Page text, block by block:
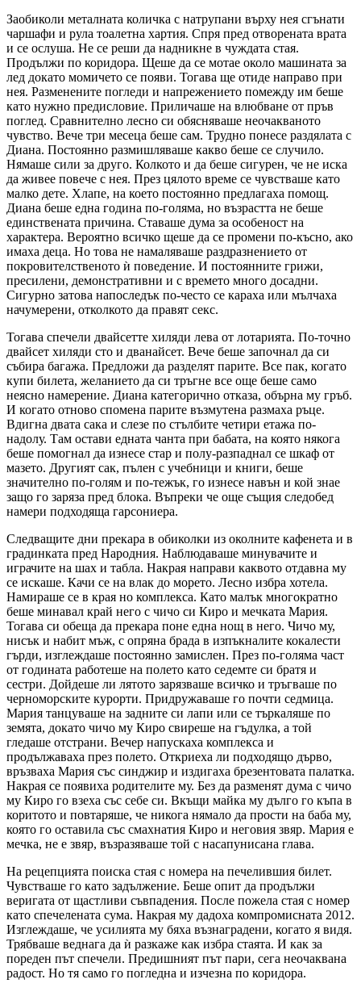
Заобиколи металната количка с натрупани върху нея сгънати
чаршафи и рула тоалетна хартия. Спря пред отворената врата
и се ослуша. Не се реши да надникне в чуждата стая.
Продължи по коридора. Щеше да се мотае около машината за
лед докато момичето се появи. Тогава ще отиде направо при
нея. Разменените погледи и напрежението помежду им беше
като нужно предисловие. Приличаше на влюбване от пръв
поглед. Сравнително лесно си обясняваше неочакваното
чувство. Вече три месеца беше сам. Трудно понесе раздялата с
Диана. Постоянно размишляваше какво беше се случило.
Нямаше сили за друго. Колкото и да беше сигурен, че не иска
да живее повече с нея. През цялото време се чувстваше като
малко дете. Хлапе, на което постоянно предлагаха помощ.
Диана беше една година по-голяма, но възрастта не беше
единствената причина. Ставаше дума за особеност на
характера. Вероятно всичко щеше да се промени по-късно, ако
имаха деца. Но това не намаляваше раздразнението от
покровителственото ѝ поведение. И постоянните грижи,
пресилени, демонстративни и с времето много досадни.
Сигурно затова напоследък по-често се караха или мълчаха
начумерени, отколкото да правят секс.
Тогава спечели двайсетте хиляди лева от лотарията. По-точно
двайсет хиляди сто и дванайсет. Вече беше започнал да си
събира багажа. Предложи да разделят парите. Все пак, когато
купи билета, желанието да си тръгне все още беше само
неясно намерение. Диана категорично отказа, обърна му гръб.
И когато отново спомена парите възмутена размаха ръце.
Вдигна двата сака и слезе по стълбите четири етажа по-
надолу. Там остави едната чанта при бабата, на която някога
беше помогнал да изнесе стар и полу-разпаднал се шкаф от
мазето. Другият сак, пълен с учебници и книги, беше
значително по-голям и по-тежък, го изнесе навън и кой знае
защо го заряза пред блока. Въпреки че още същия следобед
намери подходяща гарсониера.
Следващите дни прекара в обиколки из околните кафенета и в
градинката пред Народния. Наблюдаваше минувачите и
играчите на шах и табла. Накрая направи каквото отдавна му
се искаше. Качи се на влак до морето. Лесно избра хотела.
Намираше се в края но комплекса. Като малък многократно
беше минавал край него с чичо си Киро и мечката Мария.
Тогава си обеща да прекара поне една нощ в него. Чичо му,
нисък и набит мъж, с опряна брада в изпъкналите кокалести
гърди, изглеждаше постоянно замислен. През по-голяма част
от годината работеше на полето като седемте си братя и
сестри. Дойдеше ли лятото зарязваше всичко и тръгваше по
черноморските курорти. Придружаваше го почти седмица.
Мария танцуваше на задните си лапи или се търкаляше по
земята, докато чичо му Киро свиреше на гъдулка, а той
гледаше отстрани. Вечер напускаха комплекса и
продължаваха през полето. Откриеха ли подходящо дърво,
връзваха Мария със синджир и издигаха брезентовата палатка.
Накрая се появиха родителите му. Без да разменят дума с чичо
му Киро го взеха със себе си. Вкъщи майка му дълго го къпа в
коритото и повтаряше, че никога нямало да прости на баба му,
която го оставила със смахнатия Киро и неговия звяр. Мария е
мечка, не е звяр, възразяваше той с насапунисана глава.
На рецепцията поиска стая с номера на печелившия билет.
Чувстваше го като задължение. Беше опит да продължи
веригата от щастливи съвпадения. После пожела стая с номер
като спечелената сума. Накрая му дадоха компромисната 2012.
Изглеждаше, че усилията му бяха възнаградени, когато я видя.
Трябваше веднага да ѝ разкаже как избра стаята. И как за
пореден път спечели. Предишният път пари, сега неочаквана
радост. Но тя само го погледна и изчезна по коридора.